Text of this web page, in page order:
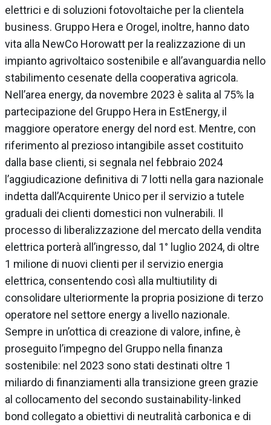
elettrici e di soluzioni fotovoltaiche per la clientela
business. Gruppo Hera e Orogel, inoltre, hanno dato
vita alla NewCo Horowatt per la realizzazione di un
impianto agrivoltaico sostenibile e all’avanguardia nello
stabilimento cesenate della cooperativa agricola.
Nell’area energy, da novembre 2023 è salita al 75% la
partecipazione del Gruppo Hera in EstEnergy, il
maggiore operatore energy del nord est. Mentre, con
riferimento al prezioso intangibile asset costituito
dalla base clienti, si segnala nel febbraio 2024
l’aggiudicazione definitiva di 7 lotti nella gara nazionale
indetta dall’Acquirente Unico per il servizio a tutele
graduali dei clienti domestici non vulnerabili. Il
processo di liberalizzazione del mercato della vendita
elettrica porterà all’ingresso, dal 1° luglio 2024, di oltre
1 milione di nuovi clienti per il servizio energia
elettrica, consentendo così alla multiutility di
consolidare ulteriormente la propria posizione di terzo
operatore nel settore energy a livello nazionale.
Sempre in un’ottica di creazione di valore, infine, è
proseguito l’impegno del Gruppo nella finanza
sostenibile: nel 2023 sono stati destinati oltre 1
miliardo di finanziamenti alla transizione green grazie
al collocamento del secondo sustainability-linked
bond collegato a obiettivi di neutralità carbonica e di